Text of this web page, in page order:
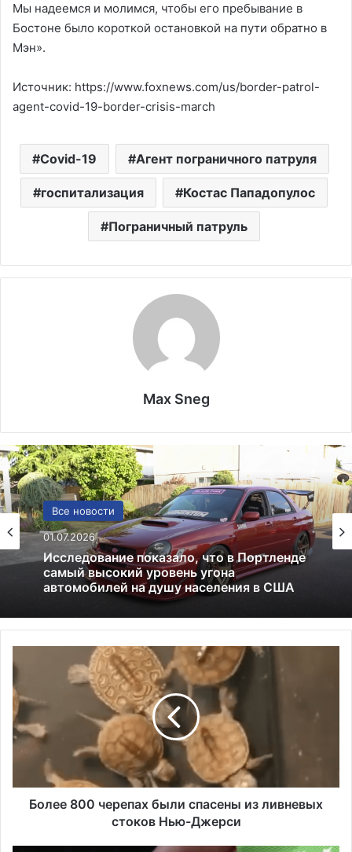
Мы надеемся и молимся, чтобы его пребывание в
Бостоне было короткой остановкой на пути обратно в
Мэн».
Источник: https://www.foxnews.com/us/border-patrol-
agent-covid-19-border-crisis-march
Covid-19 Агент пограничного патруля
госпитализация Костас Пападопулос
Пограничный патруль
Max Sneg
США
13.06.2025
Америка имеет огромный избыток сыра
о
л
е
е
8
ч
Более 800 черепах были спасены из ливневых
стоков Нью-Джерси